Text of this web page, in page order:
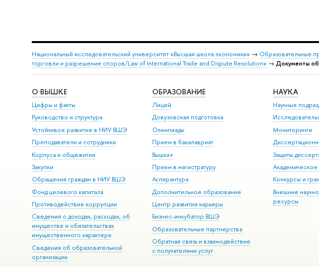
Национальный исследовательский университет «Высшая школа экономики» → Образовательные
торговли и разрешение споров/Law of International Trade and Dispute Resolution» → Документы
О ВЫШКЕ
Цифры и факты
Руководство и структура
Устойчивое развитие в НИУ ВШЭ
Преподаватели и сотрудники
Корпуса и общежития
Закупки
Обращения граждан в НИУ ВШЭ
Фонд целевого капитала
Противодействие коррупции
Сведения о доходах, расходах, об
имуществе и обязательствах
имущественного характера
Сведения об образовательной
организации
ОБРАЗОВАНИЕ
Лицей
Довузовская подготовка
Олимпиады
Прием в бакалавриат
Вышка+
Прием в магистратуру
Аспирантура
Дополнительное образование
Центр развития карьеры
Бизнес-инкубатор ВШЭ
Образовательные партнерства
Обратная связь и взаимодействие
с получателями услуг
НАУКА
Научные
Мониторинги
Защиты
Академическое
Конкурсы и
Внешние
ресурсы